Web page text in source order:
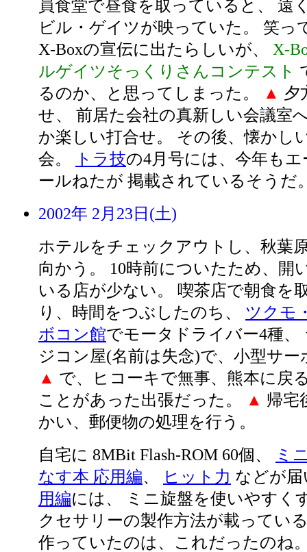
員食堂で昼食を取っていると、 遠
ビル・ゲイツが映っていた。 笑っ
X-Boxの宣伝に出たらしいが、 X-
ルゲイツそっくりさんコンテスト
るのか、と思ってしまった。
▲ 夕
せ、 前居た会社の真新しい会議室
か楽しい打合せ。 その後、懐かし
会。
トラ技の4月号には、今年も
ールねたが 掲載されているそうだ
2002年 2月23日(土)
ホテルをチェックアウトし、秋葉
向かう。 10時前についたため、開
いる店が少ない。 喫茶店で朝食を
り、時間をつぶしたのち、 ツクモ
ボコン館でモータドライバー4種、
ジコン屋(名前は失念)で、小型サー
▲ で、ヒコーキで無事、熊本に戻
ことがあった出張だった。
▲ 帰宅
かい、郵便物の処理を行う。
自宅に 8MBit Flash-ROM 60個、
ミ
なす本 応用編、 ヒット力 などが
用編には、 ミニ旋盤を使いやすく
クセサリーの製作方法が載ってい
作っていたのは、これだったのね